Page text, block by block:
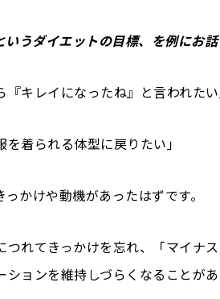
いうダイエットの目標、を例にお話
『キレイになったね』と言われたい
を着られる体型に戻りたい」
かけや動機があったはずです。
つれてきっかけを忘れ、「マイナ
ョンを維持しづらくなることがあ